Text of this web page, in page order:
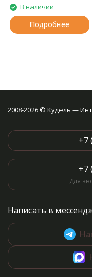
В наличии
Подробнее
2008-2026 © Кудель —
+7
+7
Для
Написать в